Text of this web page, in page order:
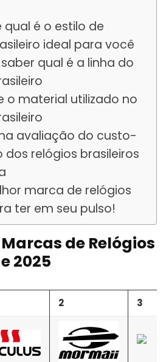
qual é o estilo de
ideal para você
qual é a linha do
o material utilizado no
avaliação do custo-
dos relógios brasileiros
marca de relógios
ter em seu pulso!
de Relógios
2025
2 3